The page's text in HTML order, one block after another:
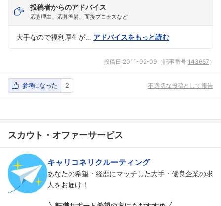
投稿者からのアドバイス
応募理由、応募準備、面接プロセスなど
大手なので福利厚生が… アドバイスをもっと読む
投稿日:2011-02-09 （記事番号:143667 ）
参考になった 2 不適切な投稿として報告
スカウト・オファーサービス
キャリコネリクルーティング
あなたの希望・経歴にマッチした大手・優良企業の求
人をお届け！